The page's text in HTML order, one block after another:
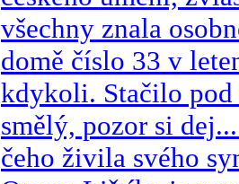
všechny znala
domě číslo 33 v
kdykoli. Stačilo pod
smělý, pozor si
čeho živila svého